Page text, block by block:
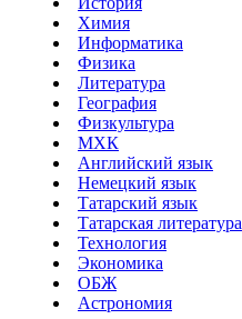
Химия
Информатика
Физика
Литература
География
Физкультура
МХК
Английский язык
Немецкий язык
Татарский язык
Татарская литература
Технология
Экономика
ОБЖ
Астрономия